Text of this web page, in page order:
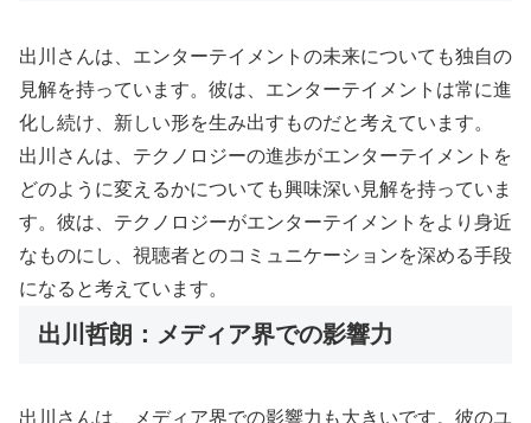
出川さんは、エンターテイメントの未来についても独自の
見解を持っています。彼は、エンターテイメントは常に進
化し続け、新しい形を生み出すものだと考えています。
出川さんは、テクノロジーの進歩がエンターテイメントを
どのように変えるかについても興味深い見解を持っていま
す。彼は、テクノロジーがエンターテイメントをより身近
なものにし、視聴者とのコミュニケーションを深める手段
になると考えています。
出川哲朗：メディア界での影響力
出川さんは、メディア界での影響力も大きいです。彼のユ